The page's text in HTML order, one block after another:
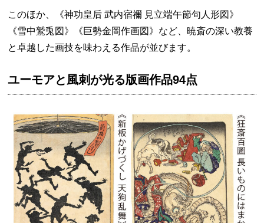
このほか、《神功皇后 武内宿禰 見立端午節句人形図》
《雪中鷲兎図》《巨勢金岡作画図》など、暁斎の深い教養
と卓越した画技を味わえる作品が並びます。
ユーモアと風刺が光る版画作品94点